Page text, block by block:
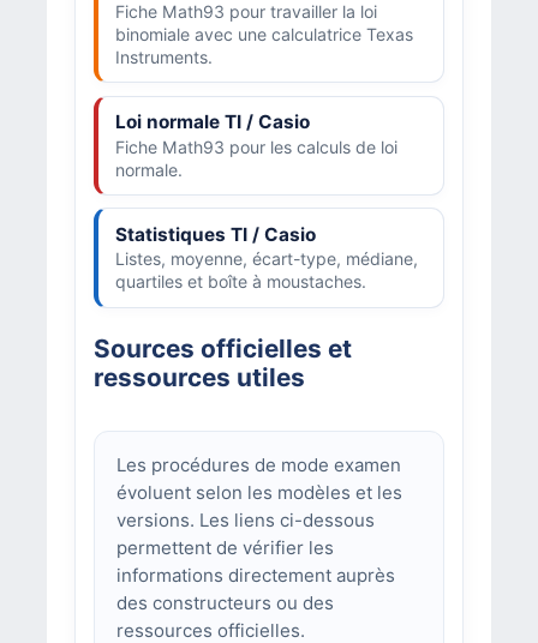
Fiche Math93 pour travailler la loi
binomiale avec une calculatrice Texas
Instruments.
Loi normale TI / Casio
Fiche Math93 pour les calculs de loi
normale.
Statistiques TI / Casio
Listes, moyenne, écart-type, médiane,
quartiles et boîte à moustaches.
Sources officielles et
ressources utiles
Les procédures de mode examen
évoluent selon les modèles et les
versions. Les liens ci-dessous
permettent de vérifier les
informations directement auprès
des constructeurs ou des
ressources officielles.